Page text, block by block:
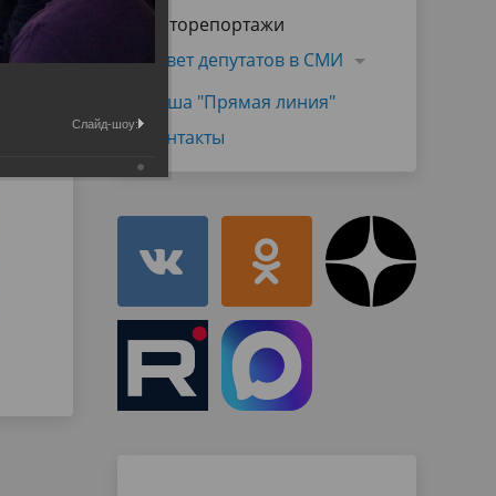
Муниципальная служба
имущественного характера
Информационные материалы
Фоторепортажи
Совет депутатов в СМИ
Наша "Прямая линия"
Контакты
Слайд-шоу: